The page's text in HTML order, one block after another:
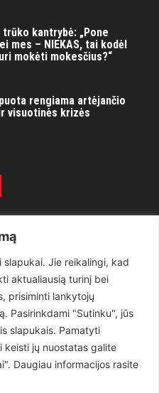
slapukai. Jie reikalingi, kad
aktualiausią turinį bei
prisiminti lankytojų
Pasirinkdami "Sutinku", jūs
slapukais. Pamatyti
keisti jų nuostatas galite
Daugiau informacijos rasite
kantrybė: „Pone
mes – NIEKAS, tai kodėl
mokėti mokesčius?“
rengiama artėjančio
visuotinės krizės
1497
619